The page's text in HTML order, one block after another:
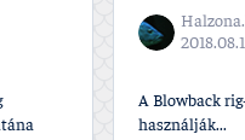
A Blowback
használják...